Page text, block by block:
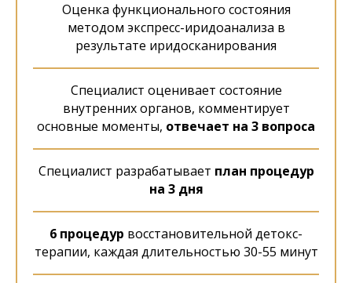
Оценка функционального состояния
методом экспресс-иридоанализа в
результате иридосканирования
Специалист оценивает состояние
внутренних органов, комментирует
основные моменты, отвечает на 3 вопроса
Специалист разрабатывает план процедур
на 3 дня
6 процедур восстановительной детокс-
терапии, каждая длительностью 30-55 минут